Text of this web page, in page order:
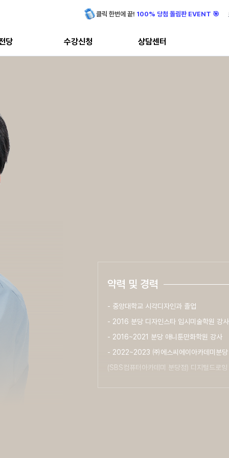
클릭 한번에 끝! 100% 당첨 돌림판 EVENT 🎯
당 수강신청 상담센터
약력 및 경력
- 중앙대학교 시각디자인과 졸업
- 2016 분당 디자인스타 입시미술학원 강사
- 2016~2021 분당 애니툰만화학원 강사
- 2022~2023 ㈜에스씨에이아카데미분당
(SBS컴퓨터아카데미 분당점) 디지털드로